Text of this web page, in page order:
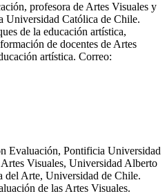
profesora de Artes Visuales y
Universidad Católica de Chile.
de la educación artística,
de docentes de Artes
artística. Correo:
Evaluación, Pontificia Universidad
Visuales, Universidad Alberto
del Arte, Universidad de Chile.
de las Artes Visuales.